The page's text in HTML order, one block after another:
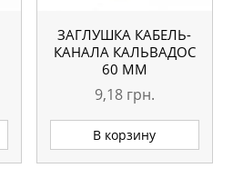
ЗАГЛУШКА КАБЕЛЬ-
КАНАЛА КАЛЬВАДОС
60 ММ
9,18 грн.
В корзину